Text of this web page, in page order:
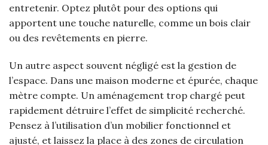
entretenir. Optez plutôt pour des options qui
apportent une touche naturelle, comme un bois clair
ou des revêtements en pierre.
Un autre aspect souvent négligé est la gestion de
l’espace. Dans une maison moderne et épurée, chaque
mètre compte. Un aménagement trop chargé peut
rapidement détruire l’effet de simplicité recherché.
Pensez à l’utilisation d’un mobilier fonctionnel et
ajusté, et laissez la place à des zones de circulation